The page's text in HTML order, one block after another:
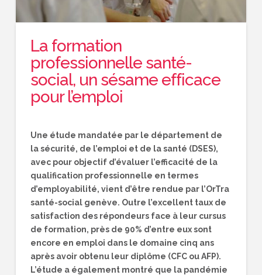
La formation
professionnelle santé-
social, un sésame efficace
pour l’emploi
Une étude mandatée par le département de
la sécurité, de l’emploi et de la santé (DSES),
avec pour objectif d’évaluer l’efficacité de la
qualification professionnelle en termes
d’employabilité, vient d’être rendue par l’OrTra
santé-social genève. Outre l’excellent taux de
satisfaction des répondeurs face à leur cursus
de formation, près de 90% d’entre eux sont
encore en emploi dans le domaine cinq ans
après avoir obtenu leur diplôme (CFC ou AFP).
L’étude a également montré que la pandémie